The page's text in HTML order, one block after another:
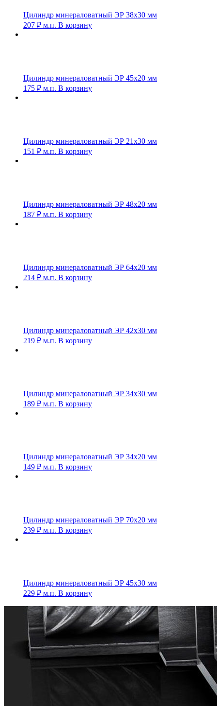
Цилиндр минераловатный ЭР 38х30 мм
207 ₽ м.п. В корзину
Цилиндр минераловатный ЭР 45х20 мм
175 ₽ м.п. В корзину
Цилиндр минераловатный ЭР 21х30 мм
151 ₽ м.п. В корзину
Цилиндр минераловатный ЭР 48х20 мм
187 ₽ м.п. В корзину
Цилиндр минераловатный ЭР 64х20 мм
214 ₽ м.п. В корзину
Цилиндр минераловатный ЭР 42х30 мм
219 ₽ м.п. В корзину
Цилиндр минераловатный ЭР 34х30 мм
189 ₽ м.п. В корзину
Цилиндр минераловатный ЭР 34х20 мм
149 ₽ м.п. В корзину
Цилиндр минераловатный ЭР 70х20 мм
239 ₽ м.п. В корзину
Цилиндр минераловатный ЭР 45х30 мм
229 ₽ м.п. В корзину